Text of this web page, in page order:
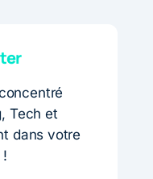
Tech et
dans votre
!